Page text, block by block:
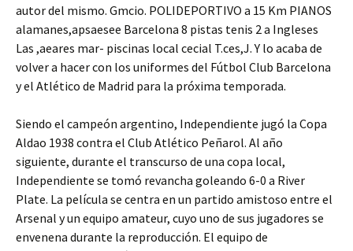
autor del mismo. Gmcio. POLIDEPORTIVO a 15 Km PIANOS
alamanes,apsaesee Barcelona 8 pistas tenis 2 a Ingleses
Las ,aeares mar- piscinas local cecial T.ces,J. Y lo acaba de
volver a hacer con los uniformes del Fútbol Club Barcelona
y el Atlético de Madrid para la próxima temporada.
Siendo el campeón argentino, Independiente jugó la Copa
Aldao 1938 contra el Club Atlético Peñarol. Al año
siguiente, durante el transcurso de una copa local,
Independiente se tomó revancha goleando 6-0 a River
Plate. La película se centra en un partido amistoso entre el
Arsenal y un equipo amateur, cuyo uno de sus jugadores se
envenena durante la reproducción. El equipo de